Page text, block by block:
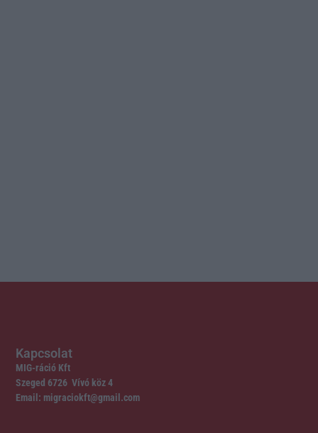
Kapcsolat
MIG-ráció Kft
Szeged 6726 Vívó köz 4
Email: migraciokft@gmail.com